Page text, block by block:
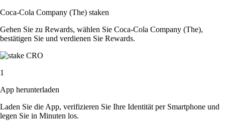
Coca-Cola Company (The) staken
Gehen Sie zu Rewards, wählen Sie Coca-Cola Company (The),
bestätigen Sie und verdienen Sie Rewards.
1
App herunterladen
Laden Sie die App, verifizieren Sie Ihre Identität per Smartphone und
legen Sie in Minuten los.